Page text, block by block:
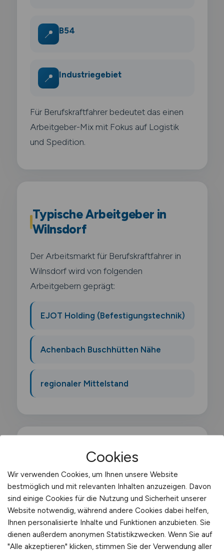
📍 B54
📍 Industriegebiet
Für Berufskraftfahrer bedeutet das einen
Arbeitgeber-Mix mit Fokus auf Logistik
und Spedition.
Typische Arbeitgeber in
Wilnsdorf
Der Arbeitsmarkt für Berufskraftfahrer in
Wilnsdorf wird von folgenden
Arbeitgebern geprägt:
EJOT Holding (Befestigungstechnik)
Achenbach Buschhütten Nähe
regionaler Mittelstand
Was macht ein
Berufskraftfahrer?
Als Berufskraftfahrer/in transportierst du
Güter oder Personen sicher mit Lkw. Bus
oder Sattelzug über kurze und lange
Strecken. Du planst Routen. beachtest
Cookies
Wir verwenden Cookies, um Ihnen unsere Website
bestmöglich und mit relevanten Inhalten anzuzeigen. Davon
sind einige Cookies für die Nutzung und Sicherheit unserer
Website notwendig, während andere Cookies dabei helfen,
Ihnen personalisierte Inhalte und Funktionen anzubieten. Sie
dienen außerdem anonymen Statistikzwecken. Wenn Sie auf
"Alle akzeptieren" klicken, stimmen Sie der Verwendung aller